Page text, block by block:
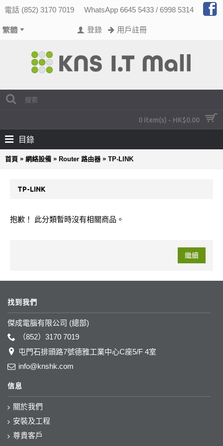
電話 (852) 3170 7019 WhatsApp 6645 5433 / 6998 5314
登錄 用戶註冊
0 item(s) - HK$0.00
目錄
首頁 » 網絡設備 » Router 路由器 » TP-LINK
TP-LINK
抱歉！ 此分類暫時沒有相關商品。
繼續
找到我們
傑成電腦有限公司 (總部)
（852）3170 7019
屯門石排頭路7號德雅工業中心C座5/F 4室
info@knshk.com
信息
關於我們
安裝及工程
尊貴客戶